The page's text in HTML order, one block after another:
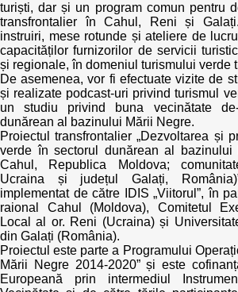
turiști, dar și un program comun pentru
transfrontalier în Cahul, Reni și
instruiri, mese rotunde și ateliere de
capacităților furnizorilor de servicii
și regionale, în domeniul turismului verde
De asemenea, vor fi efectuate vizite de
și realizate podcast-uri privind turismul
un studiu privind buna vecinătate
dunărean al bazinului Mării Negre.
Proiectul transfrontalier „Dezvoltarea și
verde în sectorul dunărean al bazinului
Cahul, Republica Moldova;
Ucraina și județul Galați,
implementat de către IDIS „Viitorul”, în
raional Cahul (Moldova), Comitetul
Local al or. Reni (Ucraina) și
din Galați (România).
Proiectul este parte a Programului
Mării Negre 2014-2020” și este
Europeană prin intermediul